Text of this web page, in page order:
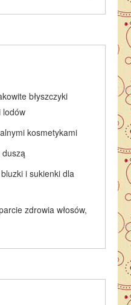
błyszczyki
lodów
kosmetykami
i sukienki dla
zdrowia włosów,